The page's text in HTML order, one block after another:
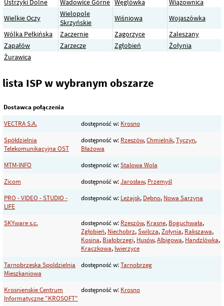
Ustrzyki Dolne
Wadowice Górne Węglówka
Wiązownica
Wielkie Oczy
Wielopole
Skrzyńskie
Wiśniowa
Wojaszówka
Wólka Pełkińska
Zaczernie Zagorzyce
Zaleszany
Zapałów
Zarzecze Zgłobień
Żołynia
Żurawica
lista ISP w wybranym obszarze
Dostawca połączenia
VECTRA S.A.
dostępność w: Krosno
Spółdzielnia
Telekomunikacyjna OST
dostępność w: Rzeszów,Chmielnik,Tyczyn,
Błażowa
MTM-INFO
dostępność w:Stalowa Wola
Zicom
dostępność w:Jarosław, Przemyśl
PRO - VIDEO - STUDIO -
LIFE
dostępność w: Leżajsk, Dębno, Nowa Sarzyna
SKYware s.c. dostępność w: Rzeszów, Krasne, Boguchwała,
Zgłobień, Niechobrz,Świlcza,Żołynia, Rakszawa,
Kosina, Białobrzegi, Husów,Albigowa, Handzlówka,
Kraczkowa, Iwierzyce
Tarnobrzeska Spoldzielnia
Mieszkaniowa
dostępność w:Tarnobrzeg
Krosnienskie Centrum
Informatyczne "KROSOFT"
dostępność w: Krosno